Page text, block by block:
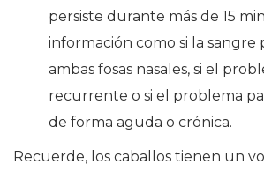
persiste durante más de 15
información como si la sangre
ambas fosas nasales, si el
recurrente o si el problema
de forma aguda o crónica.
Recuerde, los caballos tienen un